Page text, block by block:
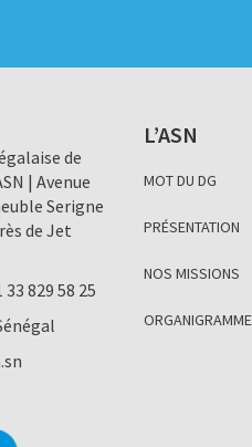
de
| Avenue
Serigne
de Jet
33 829 58 25
L’ASN
MOT DU DG
PRÉSENTATION
NOS MISSIONS
ORGANIGRAMME